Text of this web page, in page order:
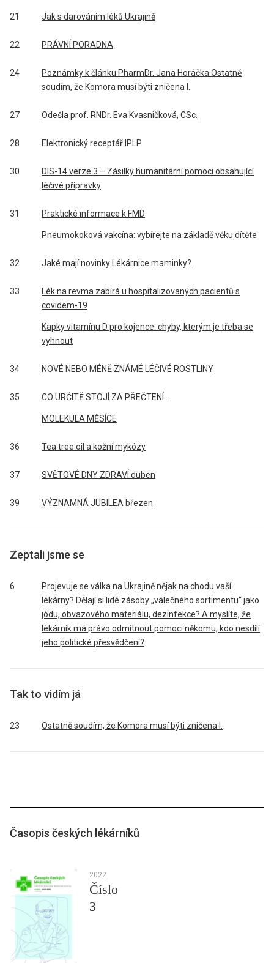
21 Jak s darováním léků Ukrajině
22 PRÁVNÍ PORADNA
24
Poznámky k článku PharmDr. Jana Horáčka Ostatně
soudím, že Komora musí býti zničena I.
27 Odešla prof. RNDr. Eva Kvasničková, CSc.
28 Elektronický receptář IPLP
30
DIS-14 verze 3 – Zásilky humanitární pomoci obsahující
léčivé přípravky
31 Praktické informace k FMD
Pneumokoková vakcína: vybírejte na základě věku dítěte
32 Jaké mají novinky Lékárnice maminky?
33
Lék na revma zabírá u hospitalizovaných pacientů s
covidem-19
Kapky vitamínu D pro kojence: chyby, kterým je třeba se
vyhnout
34 NOVÉ NEBO MÉNĚ ZNÁMÉ LÉČIVÉ ROSTLINY
35 CO URČITĚ STOJÍ ZA PŘEČTENÍ...
MOLEKULA MĚSÍCE
36 Tea tree oil a kožní mykózy
37 SVĚTOVÉ DNY ZDRAVÍ duben
39 VÝZNAMNÁ JUBILEA březen
Zeptali jsme se
6
Projevuje se válka na Ukrajině nějak na chodu vaší
lékárny? Dělají si lidé zásoby „válečného sortimentu“ jako
jódu, obvazového materiálu, dezinfekce? A myslíte, že
lékárník má právo odmítnout pomoci někomu, kdo nesdílí
jeho politické přesvědčení?
Tak to vidím já
23 Ostatně soudím, že Komora musí býti zničena I.
Časopis českých lékárníků
2022
Číslo
3